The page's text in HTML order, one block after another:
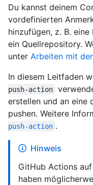
Du kannst deinem
vordefinierten
hinzufügen, z. B.
ein Quellrepository.
unter Arbeiten mit
In diesem Leitfaden
push-action
erstellen und an eine
pushen. Weitere
push-action .
Hinweis
GitHub Actions
haben